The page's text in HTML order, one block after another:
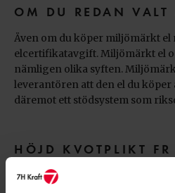
OM DU REDAN VALT
Även om du köper miljömärkt el
elcertifikatavgift. Miljömärkt el
nämligen olika syften.
leverantören att den el du
däremot ett stödsystem som
HÖJD KVOTPLIKT